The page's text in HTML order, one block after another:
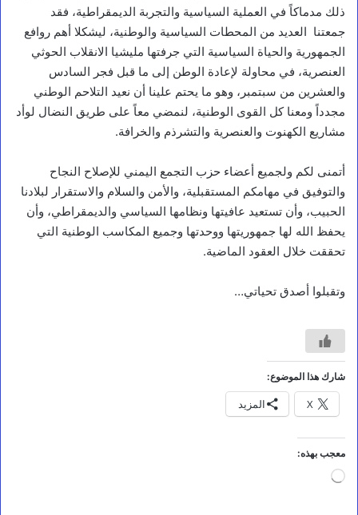
ذلك مدماكاً في العملية السياسية والتجربة الديمقراطية، فقد
جمعتنا العديد من المحطات السياسية والوطنية، ليشكلا أهم روافع
الجمهورية والحياة السياسية التي جرفتها مليشيا الانقلاب الحوثي
العنصرية، في محاولة لإعادة الوطن إلى ما قبل فجر السادس
والعشرين من سبتمبر، وهو ما يحتم علينا أن نعيد التلاحم الوطني
مجدداً ومعنا كل القوى الوطنية، لنمضي معاً على طريق النضال لوأد
مشاريع الكهنوت والعنصرية والتشرذم والخرافة.
أتمنى لكم ولجميع أعضاء حزب التجمع اليمني للإصلاح النجاح
والتوفيق في مهامكم المستقبلية، والأمن والسلام والاستقرار لبلادنا
الحبيب، وأن تستعيد عافيتها ونظامها السياسي والديمقراطي، وأن
يحفظ الله لها جمهوريتها ووحدتها وجميع المكاسب الوطنية التي
تحققت خلال العقود الماضية.
وتقبلوا أصدق تحياتي…
شارك هذا الموضوع:
X المزيد
معجب بهذه:
جاري
ب
ي
ا
ن
ص
ا